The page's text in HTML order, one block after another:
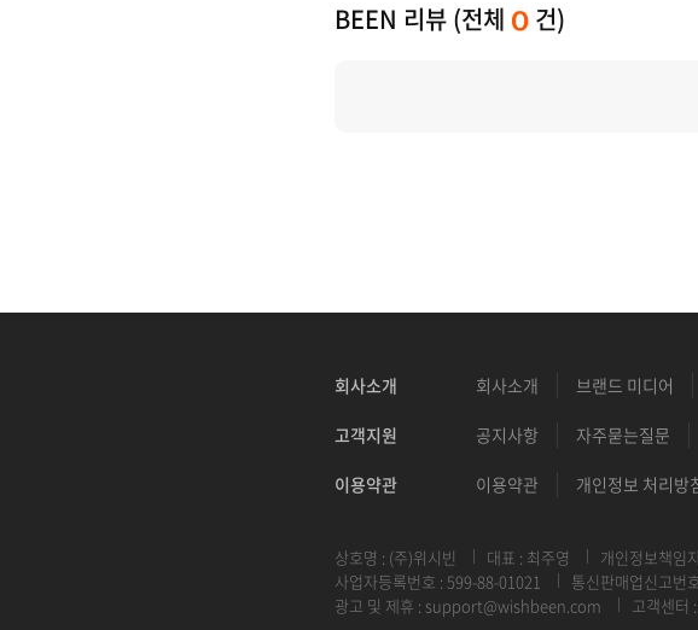
BEEN 리뷰 (전체 0 건)
회사소개 회사소개 브랜드 미디어
고객지원 공지사항 자주묻는질문
이용약관 이용약관 개인정보 처리방
상호명 : (주)위시빈 대표 : 최주영
개인정보책임
사업자등록번호 : 599-88-01021
통신판매업신고번
광고 및 제휴 : support@wishbeen.com 고객센터